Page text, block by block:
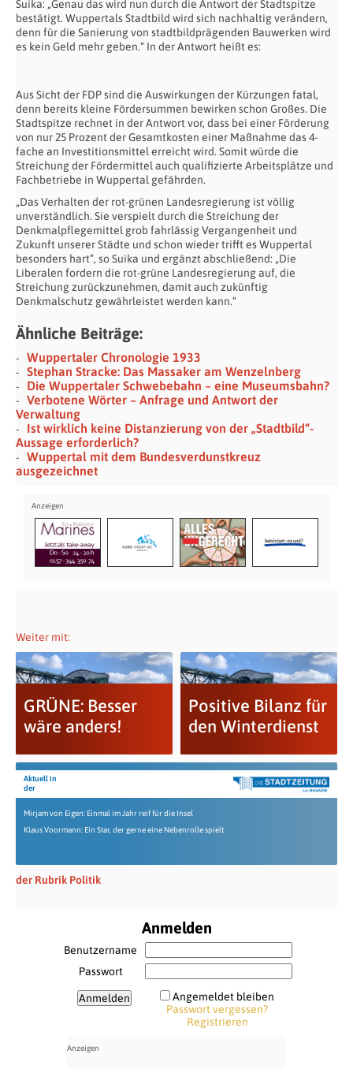
Suika: „Genau das wird nun durch die Antwort der Stadtspitze
bestätigt. Wuppertals Stadtbild wird sich nachhaltig verändern,
denn für die Sanierung von stadtbildprägenden Bauwerken wird
es kein Geld mehr geben.“ In der Antwort heißt es:
Aus Sicht der FDP sind die Auswirkungen der Kürzungen fatal,
denn bereits kleine Fördersummen bewirken schon Großes. Die
Stadtspitze rechnet in der Antwort vor, dass bei einer Förderung
von nur 25 Prozent der Gesamtkosten einer Maßnahme das 4-
fache an Investitionsmittel erreicht wird. Somit würde die
Streichung der Fördermittel auch qualifizierte Arbeitsplätze und
Fachbetriebe in Wuppertal gefährden.
„Das Verhalten der rot-grünen Landesregierung ist völlig
unverständlich. Sie verspielt durch die Streichung der
Denkmalpflegemittel grob fahrlässig Vergangenheit und
Zukunft unserer Städte und schon wieder trifft es Wuppertal
besonders hart“, so Suika und ergänzt abschließend: „Die
Liberalen fordern die rot-grüne Landesregierung auf, die
Streichung zurückzunehmen, damit auch zukünftig
Denkmalschutz gewährleistet werden kann.“
Ähnliche Beiträge:
Wuppertaler Chronologie 1933
Stephan Stracke: Das Massaker am Wenzelnberg
Die Wuppertaler Schwebebahn – eine Museumsbahn?
Verbotene Wörter – Anfrage und Antwort der
Verwaltung
Ist wirklich keine Distanzierung von der „Stadtbild“-
Aussage erforderlich?
Wuppertal mit dem Bundesverdunstkreuz
ausgezeichnet
Weiter mit:
GRÜNE: Besser
wäre anders!
Positive Bilanz für
den Winterdienst
Aktuell in
der
Mirjam von Eigen: Einmal im Jahr reif für die Insel
Klaus Voormann: Ein Star, der gerne eine Nebenrolle spielt
der Rubrik Politik
Anmelden
Benutzername
Passwort
Angemeldet bleiben
Passwort vergessen?
Registrieren